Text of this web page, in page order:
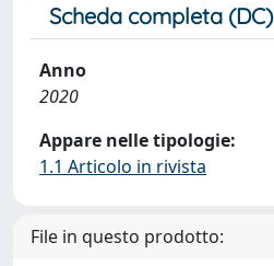
Scheda completa (DC)
Anno
2020
Appare nelle tipologie:
1.1 Articolo in rivista
File in questo prodotto: